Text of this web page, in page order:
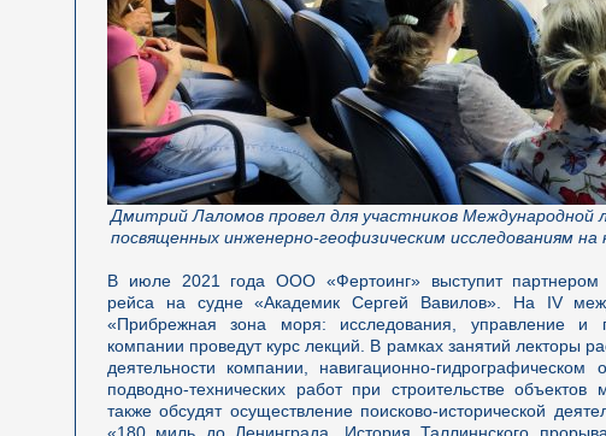
Дмитрий Лаломов провел для участников Международной
посвященных инженерно-геофизическим исследованиям
В июле 2021 года ООО «Фертоинг» выступит партнером
рейса на судне «Академик Сергей Вавилов». На IV
«Прибрежная зона моря: исследования, управление и
компании проведут курс лекций. В рамках занятий лекторы
деятельности компании, навигационно-
подводно-технических работ при строительстве объектов
также обсудят осуществление поисково-исторической